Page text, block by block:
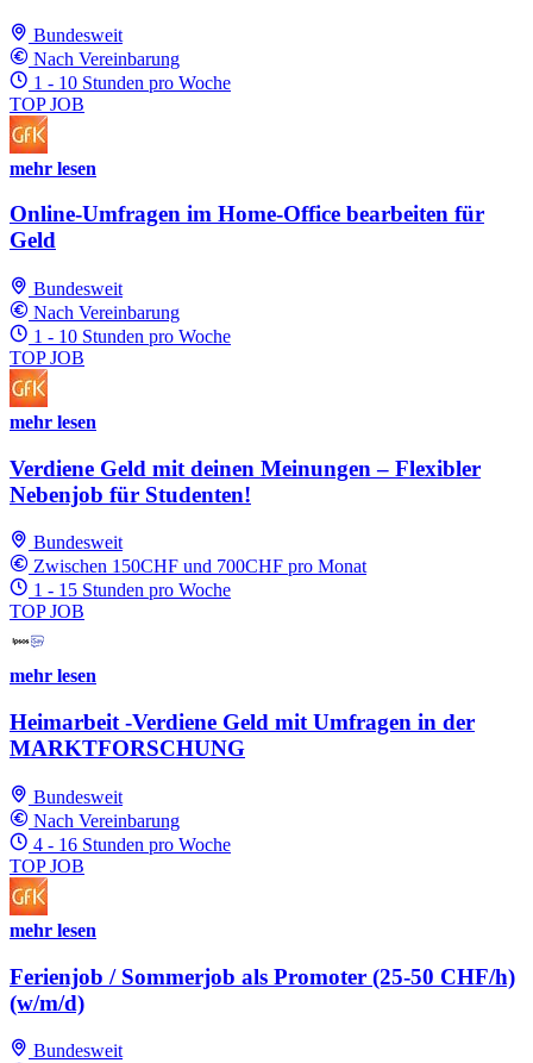
Bundesweit
Nach Vereinbarung
1 - 10 Stunden pro Woche
TOP JOB
mehr lesen
Online-Umfragen im Home-Office bearbeiten für
Geld
Bundesweit
Nach Vereinbarung
1 - 10 Stunden pro Woche
TOP JOB
mehr lesen
Verdiene Geld mit deinen Meinungen – Flexibler
Nebenjob für Studenten!
Bundesweit
Zwischen 150CHF und 700CHF pro Monat
1 - 15 Stunden pro Woche
TOP JOB
mehr lesen
Heimarbeit -Verdiene Geld mit Umfragen in der
MARKTFORSCHUNG
Bundesweit
Nach Vereinbarung
4 - 16 Stunden pro Woche
TOP JOB
mehr lesen
Ferienjob / Sommerjob als Promoter (25-50 CHF/h)
(w/m/d)
Bundesweit